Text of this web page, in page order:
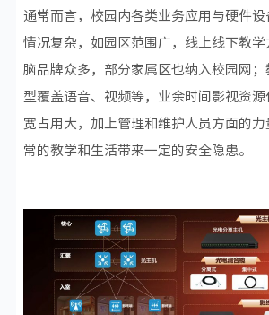
通常而言，校园内各类业务应用与硬件
情况复杂，如园区范围广，线上线下教
脑品牌众多，部分家属区也纳入校园网
型覆盖语音、视频等，业余时间影视资
宽占用大，加上管理和维护人员方面的
常的教学和生活带来一定的安全隐患。